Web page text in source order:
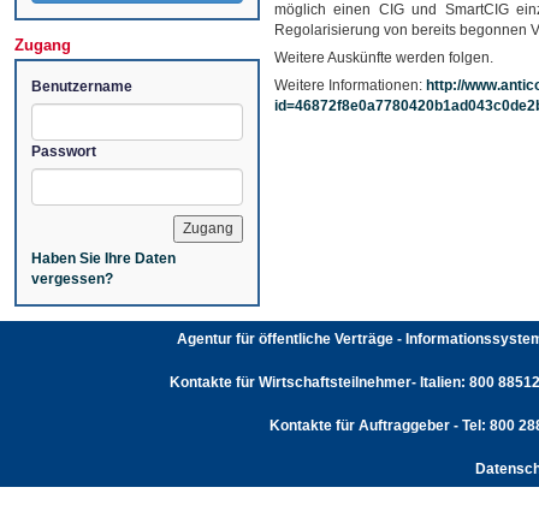
Zugang
Benutzername
Passwort
Haben Sie Ihre Daten
vergessen?
möglich einen CIG und SmartCIG
Regolarisierung von bereits begonnen
Weitere Auskünfte werden folgen.
Weitere Informationen: http://
Agentur für öffentliche Verträge -
Kontakte für Wirtschaftsteilnehmer- Italien: 800
Kontakte für Auftraggeber - Tel: 800